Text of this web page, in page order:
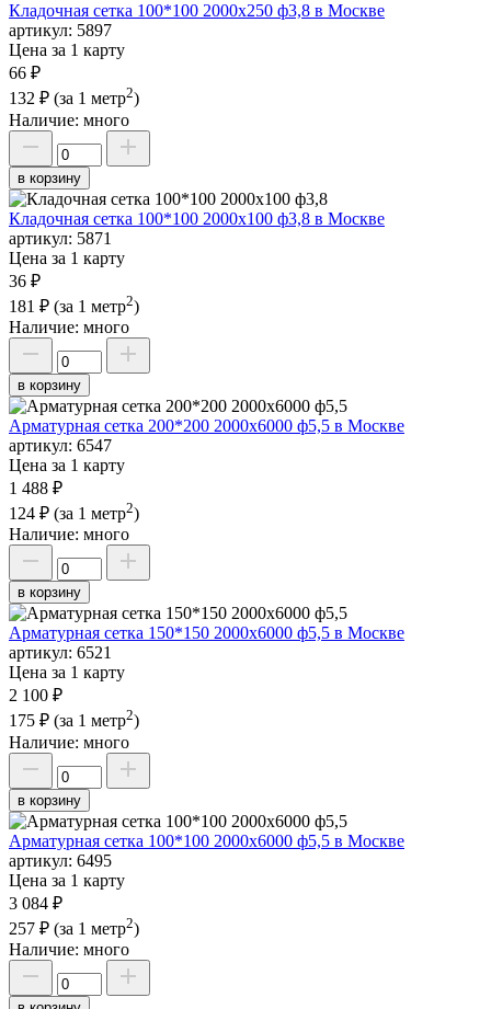
Кладочная сетка 100*100 2000х250 ф3,8 в Москве
артикул: 5897
Цена за 1 карту
66 ₽
132 ₽ (за 1 метр2)
Наличие: много
в корзину
Кладочная сетка 100*100 2000х100 ф3,8 в Москве
артикул: 5871
Цена за 1 карту
36 ₽
181 ₽ (за 1 метр2)
Наличие: много
в корзину
Арматурная сетка 200*200 2000х6000 ф5,5 в Москве
артикул: 6547
Цена за 1 карту
1 488 ₽
124 ₽ (за 1 метр2)
Наличие: много
в корзину
Арматурная сетка 150*150 2000х6000 ф5,5 в Москве
артикул: 6521
Цена за 1 карту
2 100 ₽
175 ₽ (за 1 метр2)
Наличие: много
в корзину
Арматурная сетка 100*100 2000х6000 ф5,5 в Москве
артикул: 6495
Цена за 1 карту
3 084 ₽
257 ₽ (за 1 метр2)
Наличие: много